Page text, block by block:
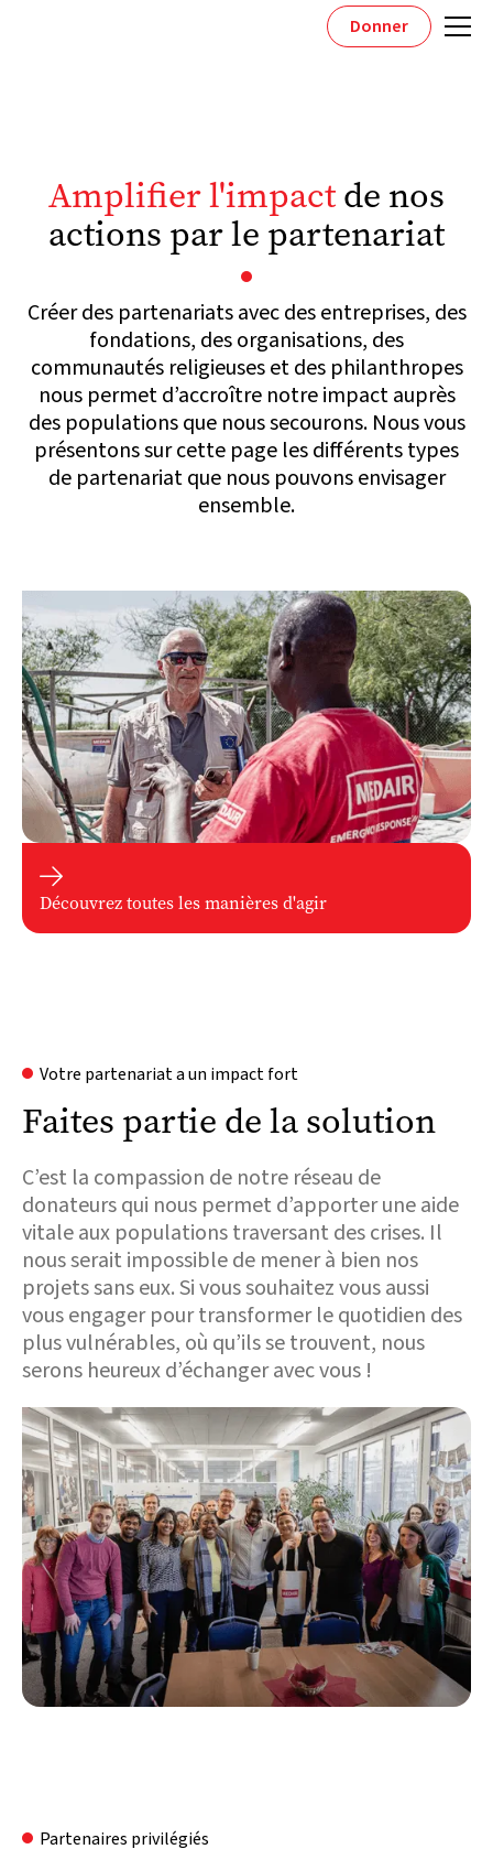
Donner
Amplifier l'impactde nos
actions par le partenariat
Créer des partenariats avec des entreprises, des
fondations, des organisations, des
communautés religieuses et des philanthropes
nous permet d’accroître notre impact auprès
des populations que nous secourons. Nous vous
présentons sur cette page les différents types
de partenariat que nous pouvons envisager
ensemble.

Découvrez toutes les manières d'agir
Votre partenariat a un impact fort
Faites partie de la solution
C’est la compassion de notre réseau de
donateurs qui nous permet d’apporter une aide
vitale aux populations traversant des crises. Il
nous serait impossible de mener à bien nos
projets sans eux. Si vous souhaitez vous aussi
vous engager pour transformer le quotidien des
plus vulnérables, où qu’ils se trouvent, nous
serons heureux d’échanger avec vous !
Partenaires privilégiés